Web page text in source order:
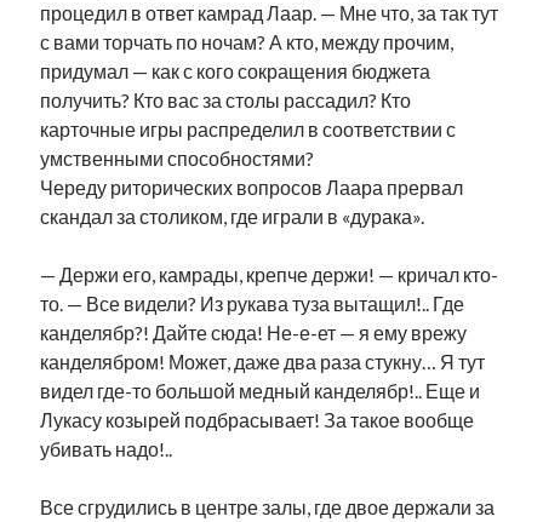
процедил в ответ камрад Лаар. — Мне что, за так тут
с вами торчать по ночам? А кто, между прочим,
придумал — как с кого сокращения бюджета
получить? Кто вас за столы рассадил? Кто
карточные игры распределил в соответствии с
умственными способностями?
Череду риторических вопросов Лаара прервал
скандал за столиком, где играли в «дурака».
— Держи его, камрады, крепче держи! — кричал кто-
то. — Все видели? Из рукава туза вытащил!.. Где
канделябр?! Дайте сюда! Не-е-ет — я ему врежу
канделябром! Может, даже два раза стукну… Я тут
видел где-то большой медный канделябр!.. Еще и
Лукасу козырей подбрасывает! За такое вообще
убивать надо!..
Все сгрудились в центре залы, где двое держали за